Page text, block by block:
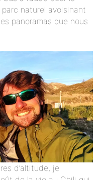
naturel avoisinant
panoramas que nous
d’altitude, je